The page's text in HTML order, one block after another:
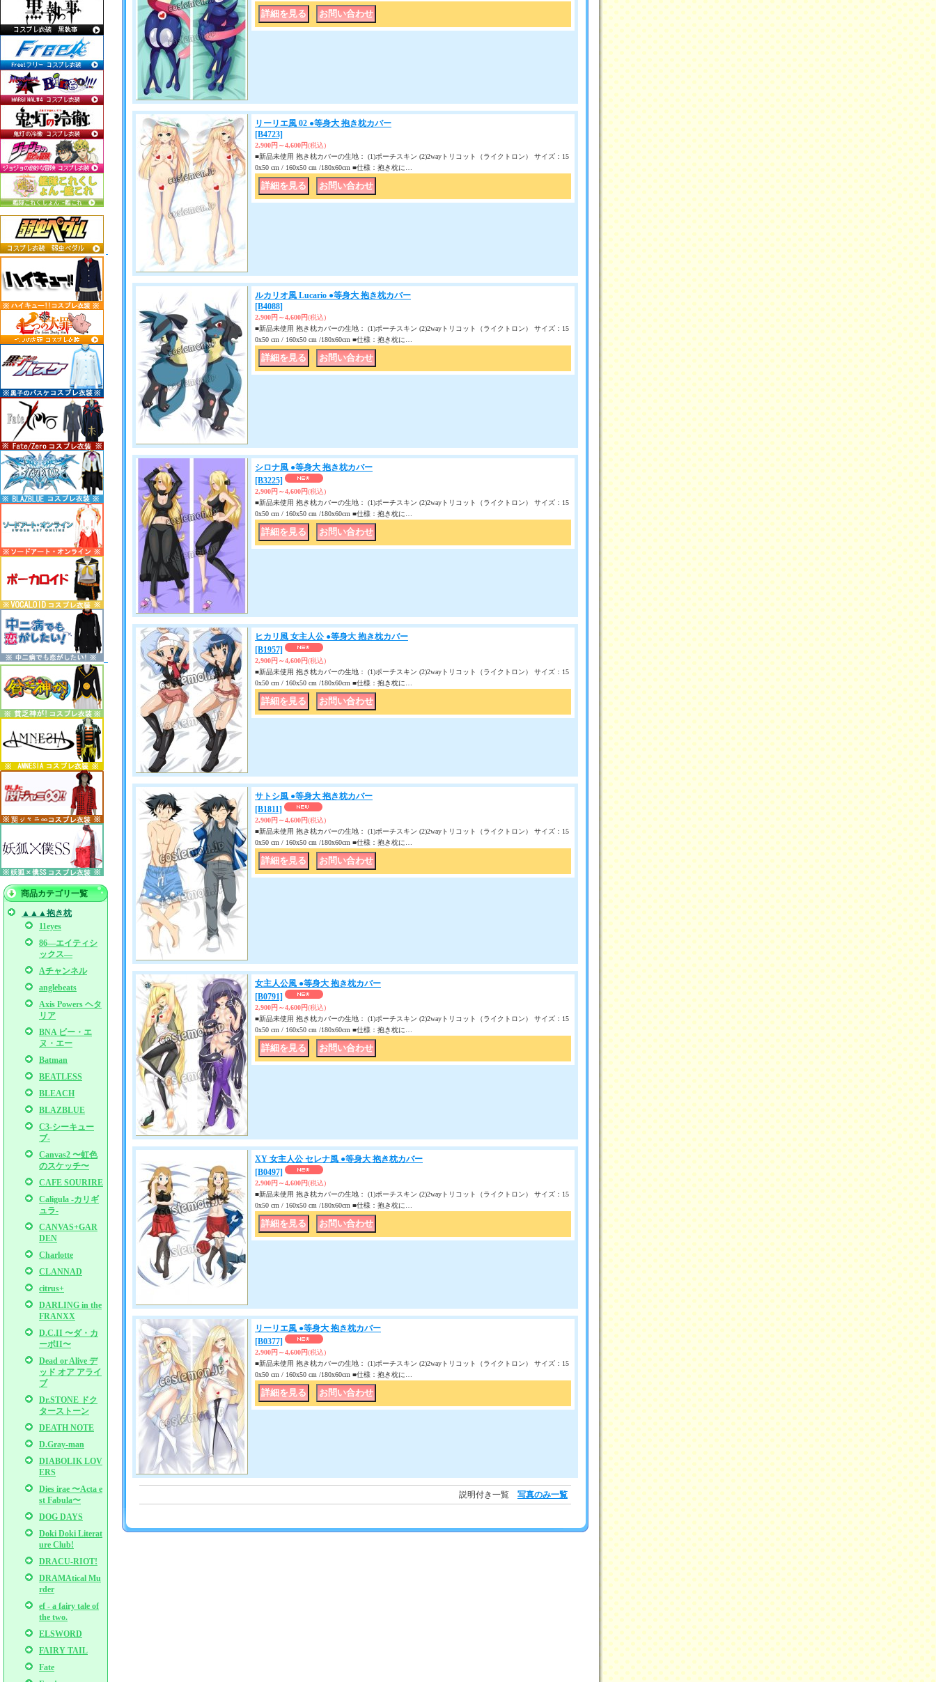
商品カテゴリ一覧
▲▲▲抱き枕
11eyes
86―エイティシ
ックス―
Aチャンネル
anglebeats
Axis Powers ヘタ
リア
BNA ビー・エ
ヌ・エー
Batman
BEATLESS
BLEACH
BLAZBLUE
C3-シーキュー
ブ-
Canvas2 〜虹色
のスケッチ〜
CAFE SOURIRE
Caligula -カリギ
ュラ-
CANVAS+GAR
DEN
Charlotte
CLANNAD
citrus+
DARLING in the
FRANXX
D.C.II 〜ダ・カ
ーポII〜
Dead or Alive デ
ッド オア アライ
ブ
Dr.STONE ドク
ターストーン
DEATH NOTE
D.Gray-man
DIABOLIK LOV
ERS
Dies irae 〜Acta e
st Fabula〜
DOG DAYS
Doki Doki Literat
ure Club!
DRACU-RIOT!
DRAMAtical Mu
rder
ef - a fairy tale of
the two.
ELSWORD
FAIRY TAIL
Fate
リーリエ風 02 ●等身大 抱き枕カバー
[B4723]
2,900円～4,600円(税込)
■新品未使用 抱き枕カバーの生地： (1)ポーチスキン (2)2wayトリコット（ライクトロン） サイズ：15
0x50 cm / 160x50 cm /180x60cm ■仕様：抱き枕に…
ルカリオ風 Lucario ●等身大 抱き枕カバー
[B4088]
2,900円～4,600円(税込)
■新品未使用 抱き枕カバーの生地： (1)ポーチスキン (2)2wayトリコット（ライクトロン） サイズ：15
0x50 cm / 160x50 cm /180x60cm ■仕様：抱き枕に…
シロナ風 ●等身大 抱き枕カバー
[B3225]
2,900円～4,600円(税込)
■新品未使用 抱き枕カバーの生地： (1)ポーチスキン (2)2wayトリコット（ライクトロン） サイズ：15
0x50 cm / 160x50 cm /180x60cm ■仕様：抱き枕に…
ヒカリ風 女主人公 ●等身大 抱き枕カバー
[B1957]
2,900円～4,600円(税込)
■新品未使用 抱き枕カバーの生地： (1)ポーチスキン (2)2wayトリコット（ライクトロン） サイズ：15
0x50 cm / 160x50 cm /180x60cm ■仕様：抱き枕に…
サトシ風 ●等身大 抱き枕カバー
[B1811]
2,900円～4,600円(税込)
■新品未使用 抱き枕カバーの生地： (1)ポーチスキン (2)2wayトリコット（ライクトロン） サイズ：15
0x50 cm / 160x50 cm /180x60cm ■仕様：抱き枕に…
女主人公風 ●等身大 抱き枕カバー
[B0791]
2,900円～4,600円(税込)
■新品未使用 抱き枕カバーの生地： (1)ポーチスキン (2)2wayトリコット（ライクトロン） サイズ：15
0x50 cm / 160x50 cm /180x60cm ■仕様：抱き枕に…
XY 女主人公 セレナ風 ●等身大 抱き枕カバー
[B0497]
2,900円～4,600円(税込)
■新品未使用 抱き枕カバーの生地： (1)ポーチスキン (2)2wayトリコット（ライクトロン） サイズ：15
0x50 cm / 160x50 cm /180x60cm ■仕様：抱き枕に…
リーリエ風 ●等身大 抱き枕カバー
[B0377]
2,900円～4,600円(税込)
■新品未使用 抱き枕カバーの生地： (1)ポーチスキン (2)2wayトリコット（ライクトロン） サイズ：15
0x50 cm / 160x50 cm /180x60cm ■仕様：抱き枕に…
説明付き一覧 写真のみ一覧